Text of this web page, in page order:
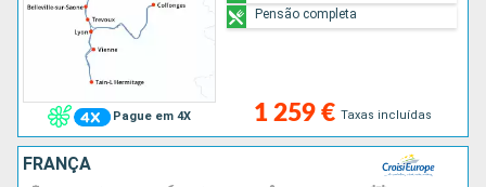
Pague em 4X 1 259 € Taxas incluídas
Pensão completa
FRANÇA